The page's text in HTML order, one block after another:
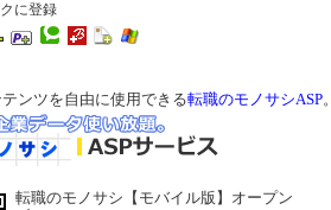
に登録
ンツを自由に使用できる転職のモノサシASP。
転職のモノサシ【モバイル版】オープン